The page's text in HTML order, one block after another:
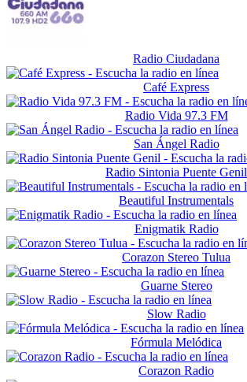
Radio Ciudadana
Café Express
Radio Vida 97.3 FM
San Ángel Radio
Radio Sintonia Puente Genil
Beautiful Instrumentals
Enigmatik Radio
Corazon Stereo Tulua
Guarne Stereo
Slow Radio
Fórmula Melódica
Corazon Radio